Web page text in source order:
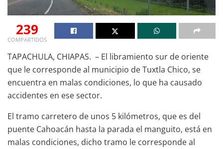
239
COMPARTIDOS
TAPACHULA, CHIAPAS. – El libramiento sur de oriente
que le corresponde al municipio de Tuxtla Chico, se
encuentra en malas condiciones, lo que ha causado
accidentes en ese sector.
El tramo carretero de unos 5 kilómetros, que es del
puente Cahoacán hasta la parada el manguito, está en
malas condiciones, dicho tramo le corresponde al